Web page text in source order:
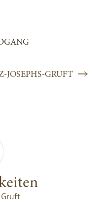
JOSEPHS-GRUFT